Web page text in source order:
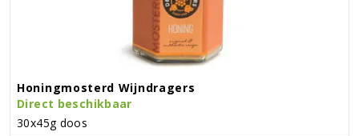
Honingmosterd Wijndragers
Direct beschikbaar
30x45g doos